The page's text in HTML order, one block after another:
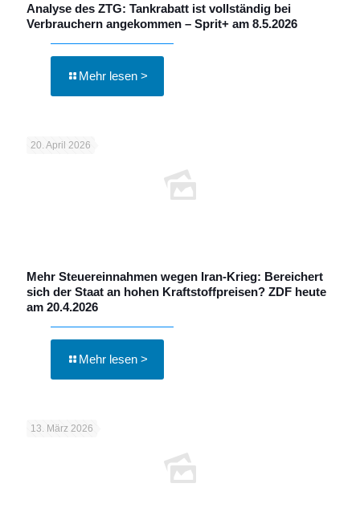
Analyse des ZTG: Tankrabatt ist vollständig bei
Verbrauchern angekommen – Sprit+ am 8.5.2026
Mehr lesen >
20. April 2026
Mehr Steuereinnahmen wegen Iran-Krieg: Bereichert
sich der Staat an hohen Kraftstoffpreisen? ZDF heute
am 20.4.2026
Mehr lesen >
13. März 2026